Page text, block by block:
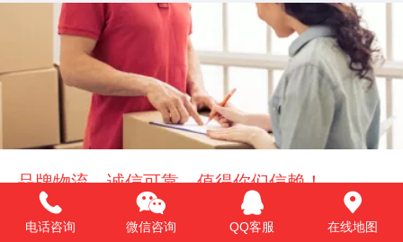
品牌物流，诚信可靠，值得你们信赖！
安能共创物流运输服务（广东）有限公司专注物流运
输服务十五年！公司专长从事东莞、深圳、广州、中
电话咨询 微信咨询 QQ客服 在线地图